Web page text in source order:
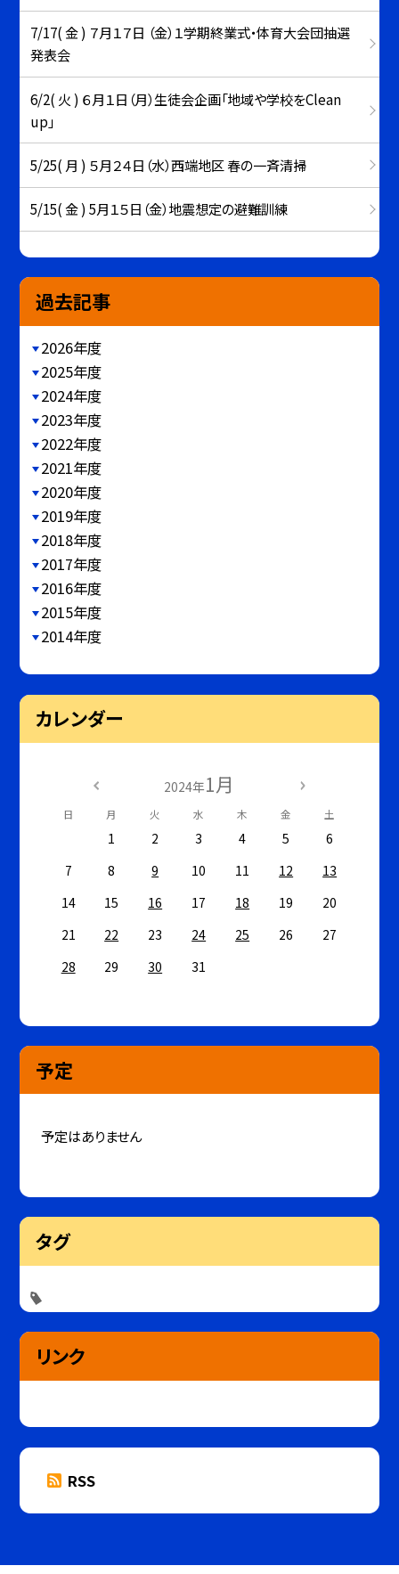
7/17( 金 ) ７月１７日 （金）１学期終業式・体育大会団抽選
発表会
6/2( 火 ) ６月１日（月）生徒会企画「地域や学校をClean
up」
5/25( 月 ) ５月２４日（水）西端地区 春の一斉清掃
5/15( 金 ) 5月１５日（金）地震想定の避難訓練
過去記事
2026年度
2025年度
2024年度
2023年度
2022年度
2021年度
2020年度
2019年度
2018年度
2017年度
2016年度
2015年度
2014年度
カレンダー
2024年1月
日 月 火 水 木 金 土
1 2 3 4 5
6
7
8 9 10 11 12
13
14
15 16 17 18 19
20
21
22 23 24 25 26
27
28
29 30 31
予定
予定はありません
タグ
リンク
RSS